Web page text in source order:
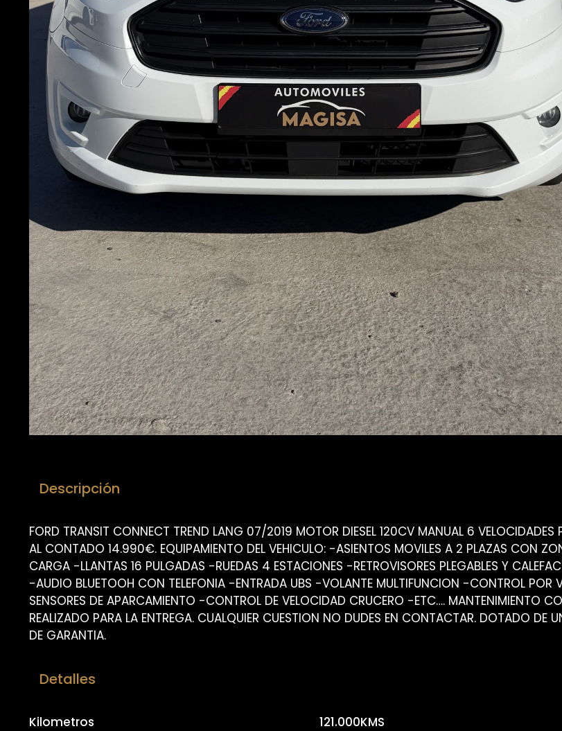
Descripción
FORD TRANSIT CONNECT TREND LANG 07/2019 MOTOR DIESEL 120CV MANUAL 6 VELOCIDADES
AL CONTADO 14.990€. EQUIPAMIENTO DEL VEHICULO: -ASIENTOS MOVILES A 2 PLAZAS CON
CARGA -LLANTAS 16 PULGADAS -RUEDAS 4 ESTACIONES -RETROVISORES PLEGABLES Y
-AUDIO BLUETOOH CON TELEFONIA -ENTRADA UBS -VOLANTE MULTIFUNCION -CONTROL POR
SENSORES DE APARCAMIENTO -CONTROL DE VELOCIDAD CRUCERO -ETC…. MANTENIMIENTO
REALIZADO PARA LA ENTREGA. CUALQUIER CUESTION NO DUDES EN CONTACTAR. DOTADO DE
DE GARANTIA.
Detalles
Kilometros 121.000KMS